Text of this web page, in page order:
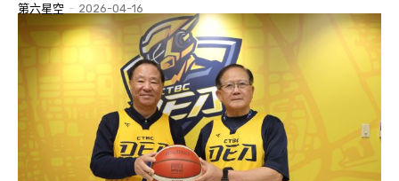
第六星空 - 2026-04-16